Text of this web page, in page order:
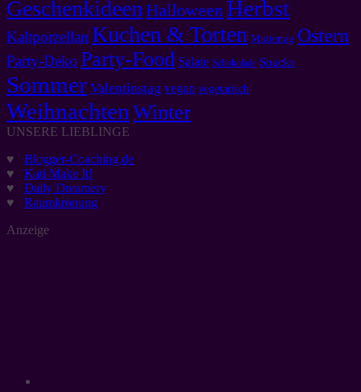
Geschenkideen Halloween Herbst
Kaltporzellan Kuchen & Torten Muttertag Ostern
Party-Deko Party-Food Salate Schokolade Snacks
Sommer Valentinstag vegan vegetarisch
Weihnachten Winter
UNSERE LIEBLINGE
♥ Blogger-Coaching.de
♥ Kati Make It!
♥ Daily Dreamery
♥ Raumkrönung
Anzeige